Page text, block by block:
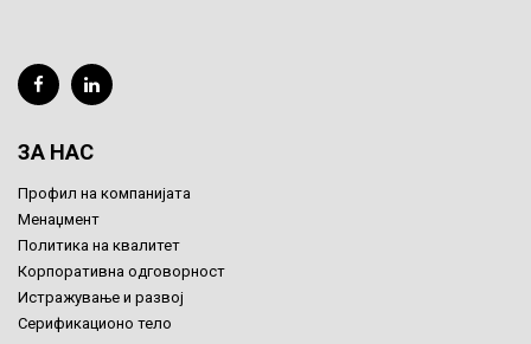
ЗА НАС
Профил на компанијата
Менаџмент
Политика на квалитет
Корпоративна одговорност
Истражување и развој
Серификационо тело